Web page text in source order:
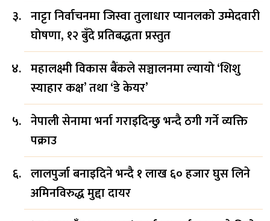
नाट्टा निर्वाचनमा जिस्वा तुलाधार प्यानलको उम्मेदवारी
घोषणा, १२ बुँदे प्रतिबद्धता प्रस्तुत
महालक्ष्मी विकास बैंकले सञ्चालनमा ल्यायो ‘शिशु
स्याहार कक्ष’ तथा ‘डे केयर’
नेपाली सेनामा भर्ना गराइदिन्छु भन्दै ठगी गर्ने व्यक्ति
पक्राउ
लालपुर्जा बनाइदिने भन्दै १ लाख ६० हजार घुस लिने
अमिनविरुद्ध मुद्दा दायर